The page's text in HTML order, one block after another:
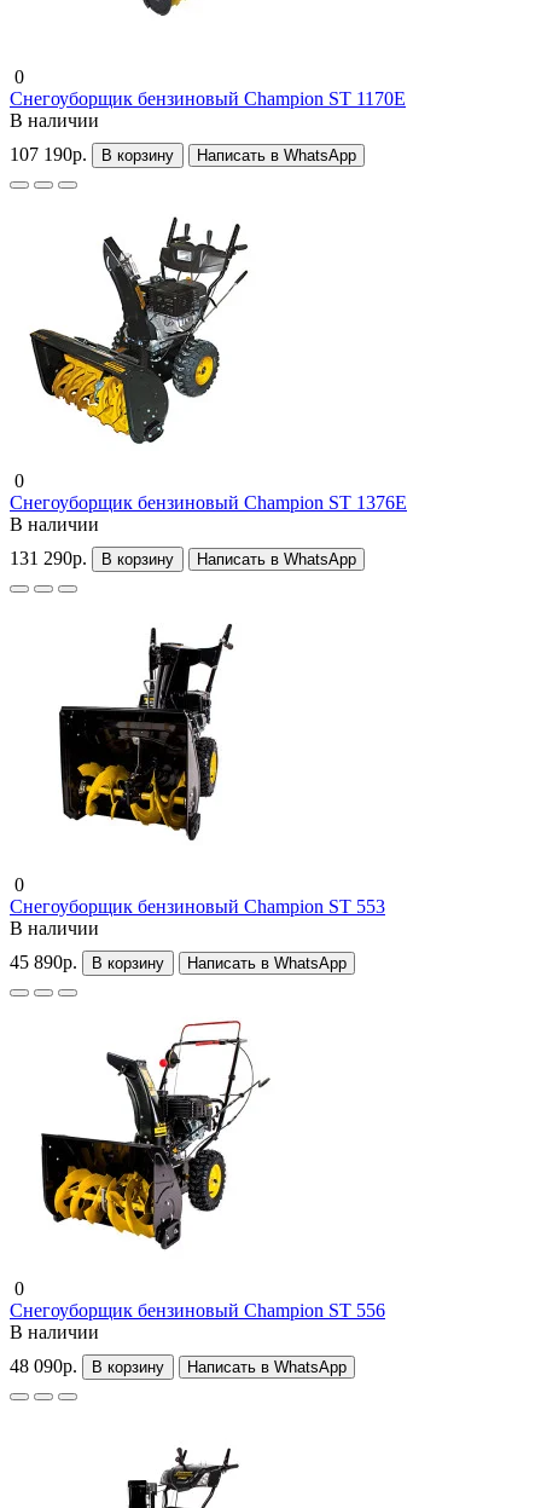
0
Снегоуборщик бензиновый Champion ST 1170E
В наличии
107 190р.
В корзину Написать в WhatsApp
0
Снегоуборщик бензиновый Champion ST 1376E
В наличии
131 290р.
В корзину Написать в WhatsApp
0
Снегоуборщик бензиновый Champion ST 553
В наличии
45 890р.
В корзину Написать в WhatsApp
0
Снегоуборщик бензиновый Champion ST 556
В наличии
48 090р.
В корзину Написать в WhatsApp